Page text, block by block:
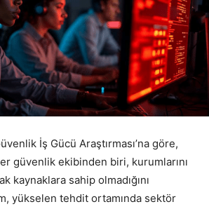
İş Gücü Araştırması’na göre,
güvenlik ekibinden biri, kurumlarını
kaynaklara sahip olmadığını
yükselen tehdit ortamında sektör